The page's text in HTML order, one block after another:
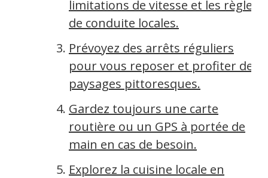
limitations de vitesse et les règles
de conduite locales.
Prévoyez des arrêts réguliers
pour vous reposer et profiter des
paysages pittoresques.
Gardez toujours une carte
routière ou un GPS à portée de
main en cas de besoin.
Explorez la cuisine locale en